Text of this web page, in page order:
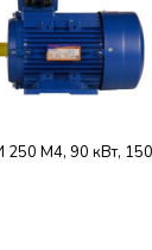
250 M4, 90 кВт,